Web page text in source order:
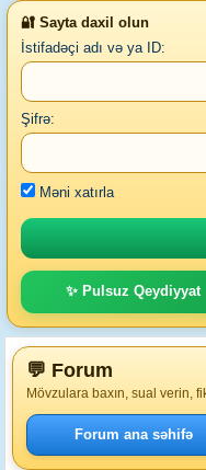
🔐 Sayta daxil olun
İstifadəçi adı və ya ID:
Şifrə:
Məni xatırla
✨ Pulsuz Qeydiyyat
💬 Forum
Mövzulara baxın, sual verin,
Forum ana səhifə